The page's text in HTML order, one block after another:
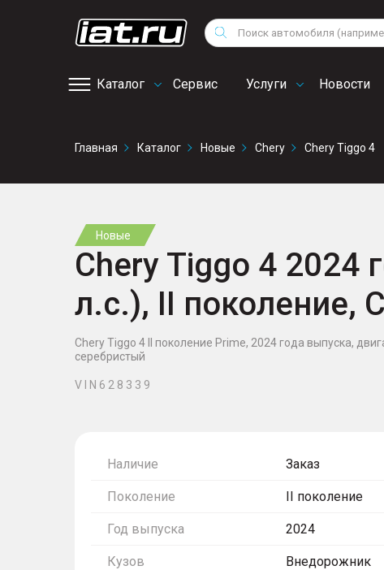
Поиск
Каталог Сервис
сервис
Услуги Новости
Снегоходы
Квадроциклы
Audi
Главная Каталог Новые Chery Chery Tiggo 4
Новые
Chery Tiggo 4 2024
л.с.), II поколение,
Chery Tiggo 4 II поколение Prime, 2024 года выпуска,
серебристый
V I N 6 2 8 3 3 9
Наличие Заказ
Поколение II поколение
Год выпуска 2024
Кузов Внедорожник